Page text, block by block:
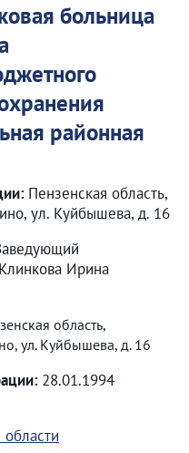
больница
районная
Пензенская область,
ул. Куйбышева, д. 16
Ирина
область,
ул. Куйбышева, д. 16
28.01.1994